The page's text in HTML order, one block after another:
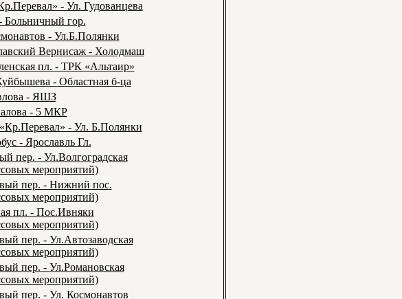
- Ул. Гудованцева
гор.
- Ул.Б.Полянки
Вернисаж - Холодмаш
пл. - ТРК «Альтаир»
- Областная б-ца
- ЯШЗ
- 5 МКР
- Ул. Б.Полянки
- Ярославль Гл.
пер. - Ул.Волгоградская
мероприятий)
пер. - Нижний пос.
мероприятий)
пл. - Пос.Ивняки
мероприятий)
пер. - Ул.Автозаводская
мероприятий)
пер. - Ул.Романовская
мероприятий)
пер. - Ул. Космонавтов